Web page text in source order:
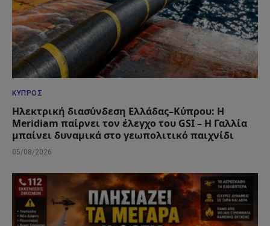
ΚΎΠΡΟΣ
Ηλεκτρική διασύνδεση Ελλάδας–Κύπρου: Η
Meridiam παίρνει τον έλεγχο του GSI – Η Γαλλία
μπαίνει δυναμικά στο γεωπολιτικό παιχνίδι
05/08/2026